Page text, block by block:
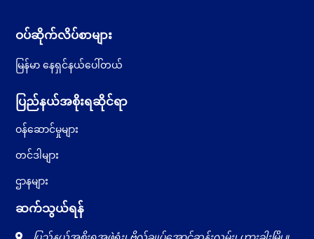
ဝပ်ဆိုက်လိပ်စာများ
မြန်မာ နေရှင်နယ်ပေါ်တယ်
ပြည်နယ်အစိုးရဆိုင်ရာ
ဝန်ဆောင်မှုများ
တင်ဒါများ
ဌာနများ
ဆက်သွယ်ရန်
ပြည်နယ်အစိုးရအဖွဲ့ရုံး၊ ဗိုလ်ချုပ်အောင်ဆန်းလမ်း၊ ဟားခါးမြို့။